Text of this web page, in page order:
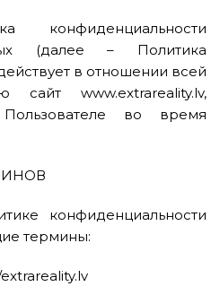
конфиденциальности
(далее – Политика
в отношении всей
сайт www.extrareality.lv,
во время
конфиденциальности
термины:
extrareality.lv